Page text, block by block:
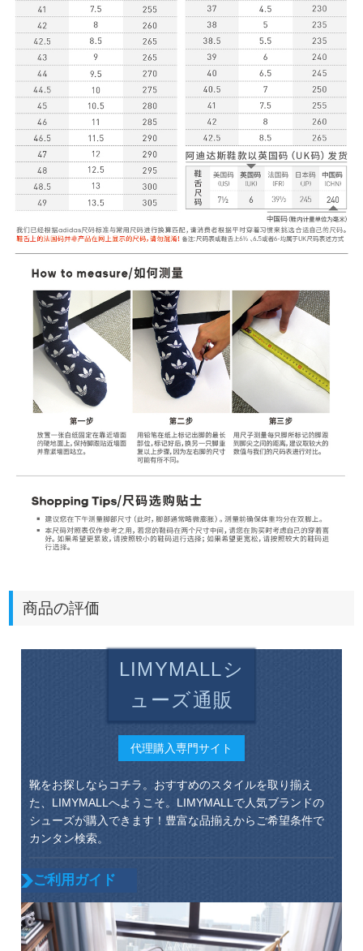
商品の評価
LIMYMALLシ
ューズ通販
代理購入専門サイト
靴をお探しならコチラ。おすすめのスタイルを取り揃え
た、LIMYMALLへようこそ。LIMYMALLで人気ブランドの
シューズが購入できます！豊富な品揃えからご希望条件で
カンタン検索。
ご利用ガイド